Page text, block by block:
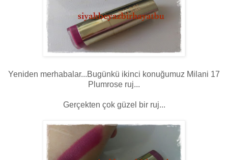
Yeniden merhabalar...Bugünkü ikinci konuğumuz Milani 17
Plumrose ruj...
Gerçekten çok güzel bir ruj...